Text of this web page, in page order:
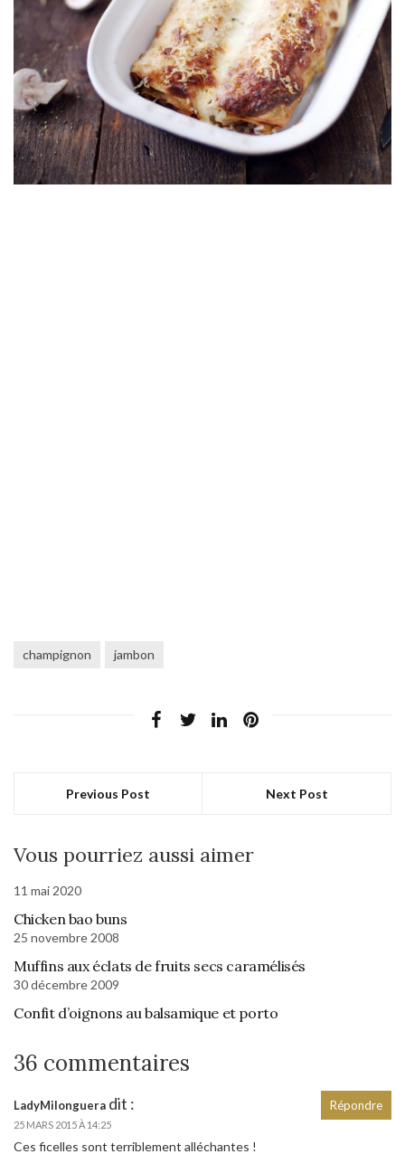
champignon jambon
Previous Post Next Post
Vous pourriez aussi aimer
11 mai 2020
Chicken bao buns
25 novembre 2008
Muffins aux éclats de fruits secs caramélisés
30 décembre 2009
Confit d’oignons au balsamique et porto
36 commentaires
LadyMilonguera dit :
25 MARS 2015 À 14:25
Ces ficelles sont terriblement alléchantes !
Répondre